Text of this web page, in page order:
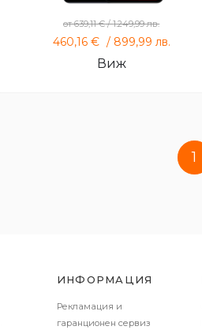
от639,11€/1.249,99лв.
460,16 € / 899,99 лв.
Виж
1
ИНФОРМАЦИЯ
Рекламация и
гаранционен сервиз